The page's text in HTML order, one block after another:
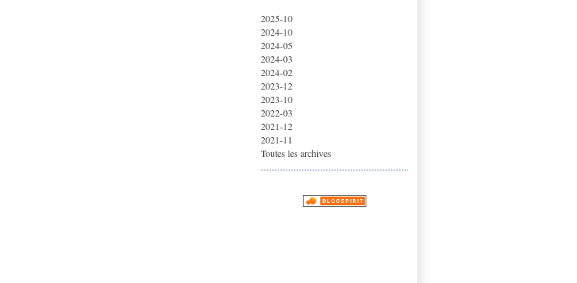
2025-10
2024-10
2024-05
2024-03
2024-02
2023-12
2023-10
2022-03
2021-12
2021-11
Toutes les archives